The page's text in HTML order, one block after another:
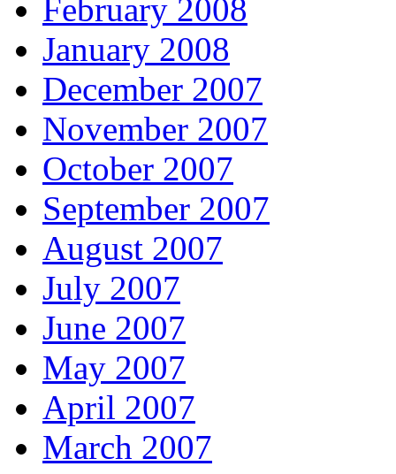
February 2008
January 2008
December 2007
November 2007
October 2007
September 2007
August 2007
July 2007
June 2007
May 2007
April 2007
March 2007